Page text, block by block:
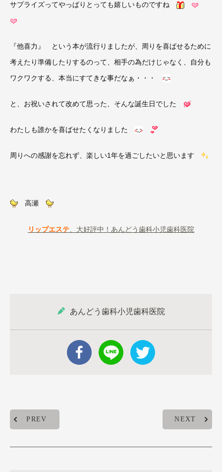
サプライズってやっぱりとっても嬉しいものですね
『他喜力』 という本が流行りましたが、周りを喜ばせるために
考えたり準備したりするのって、相手の為だけじゃなく、自分も
ワクワクする、本当にすてきな事だなぁ・・・
と、お祝いされて改めて思った、そんな誕生日でした
わたしも誰かを喜ばせたくなりました
周りへの感謝を忘れず、楽しい1年を過ごしたいと思います
高瀬
リップエステ、大好評中！あんどう歯科小児歯科医院
あんどう歯科小児歯科医院
PREV NEXT